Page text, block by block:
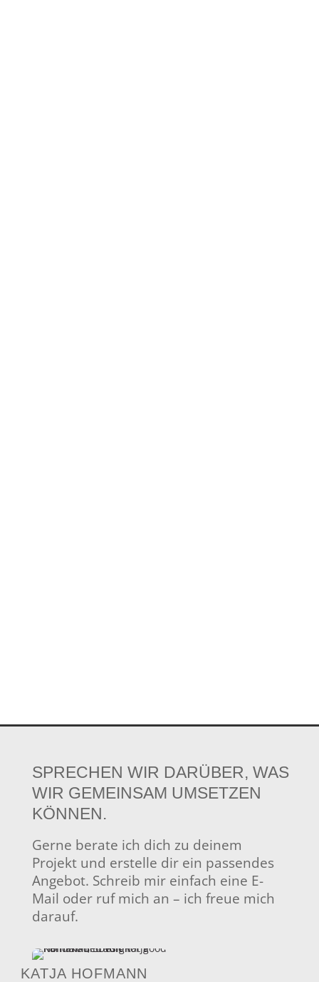
SPRECHEN WIR DARÜBER, WAS
WIR GEMEINSAM UMSETZEN
KÖNNEN.
Gerne berate ich dich zu deinem
Projekt und erstelle dir ein passendes
Angebot. Schreib mir einfach eine E-
Mail oder ruf mich an – ich freue mich
darauf.
KATJA HOFMANN